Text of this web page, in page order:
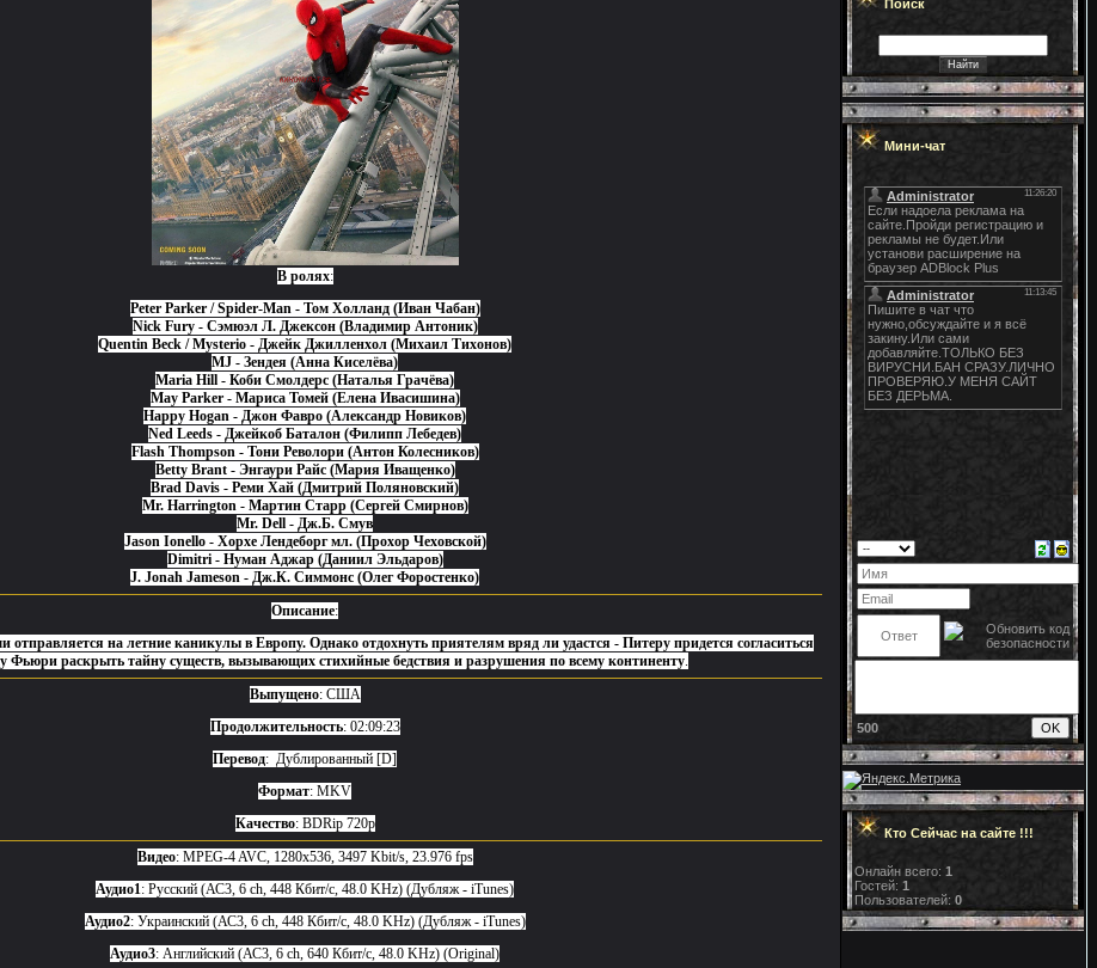
В ролях:
Peter Parker / Spider-Man - Том Холланд (Иван Чабан)
Nick Fury - Сэмюэл Л. Джексон (Владимир Антоник)
Quentin Beck / Mysterio - Джейк Джилленхол (Михаил Тихонов)
MJ - Зендея (Анна Киселёва)
Maria Hill - Коби Смолдерс (Наталья Грачёва)
May Parker - Мариса Томей (Елена Ивасишина)
Happy Hogan - Джон Фавро (Александр Новиков)
Ned Leeds - Джейкоб Баталон (Филипп Лебедев)
Flash Thompson - Тони Револори (Антон Колесников)
Betty Brant - Энгаури Райс (Мария Иващенко)
Brad Davis - Реми Хай (Дмитрий Поляновский)
Mr. Harrington - Мартин Старр (Сергей Смирнов)
Mr. Dell - Дж.Б. Смув
Jason Ionello - Хорхе Лендеборг мл. (Прохор Чеховской)
Dimitri - Нуман Аджар (Даниил Эльдаров)
J. Jonah Jameson - Дж.К. Симмонс (Олег Форостенко)
Описание:
отправляется на летние каникулы в Европу. Однако отдохнуть приятелям вряд ли удастся - Питеру придется согласиться
Фьюри раскрыть тайну существ, вызывающих стихийные бедствия и разрушения по всему континенту
Выпущено: США
Продолжительность: 02:09:23
Перевод: Дублированный [D]
Формат: MKV
Качество: BDRip 720p
Видео: MPEG-4 AVC, 1280x536, 3497 Kbit/s, 23.976 fps
Аудио1 : Русский (АС3, 6 ch, 448 Кбит/с, 48.0 KHz) (Дубляж - iTunes)
Аудио2: Украинский (АС3, 6 ch, 448 Кбит/с, 48.0 KHz) (Дубляж - iTunes)
Аудио3: Английский (АС3, 6 ch, 640 Кбит/с, 48.0 KHz) (Original)
Поиск
Мини-чат
500
Кто Сейчас на сайте !!!
Онлайн всего: 1
Гостей: 1
Пользователей: 0